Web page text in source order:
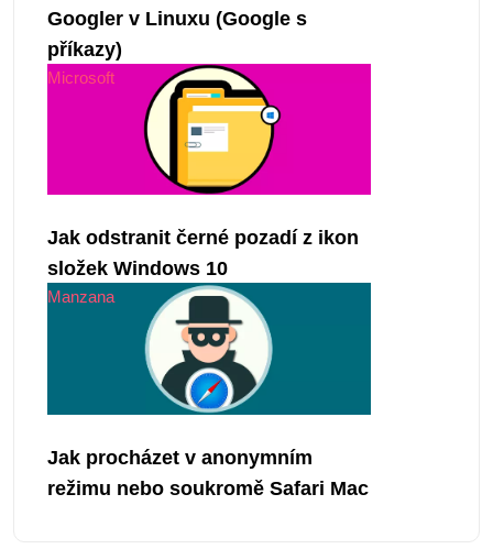
Googler v Linuxu (Google s
příkazy)
Microsoft
Jak odstranit černé pozadí z ikon
složek Windows 10
Manzana
Jak procházet v anonymním
režimu nebo soukromě Safari Mac